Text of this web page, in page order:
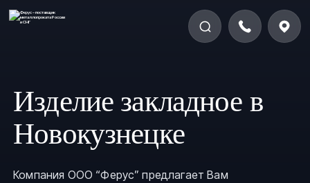
Изделие закладное в
Новокузнецке
Компания ООО “Ферус” предлагает Вам